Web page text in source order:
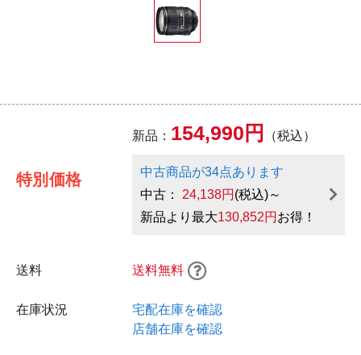
特別価格
新品： 154,990円 （税込）
中古商品が34点あります
中古： 24,138円 (税込)～
新品より最大130,852円 お得！
送料 送料無料
在庫状況
宅配在庫を確認
店舗在庫を確認